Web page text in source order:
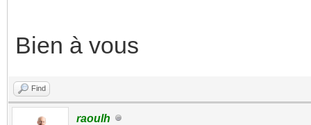
Bien à vous
Find
raoulh